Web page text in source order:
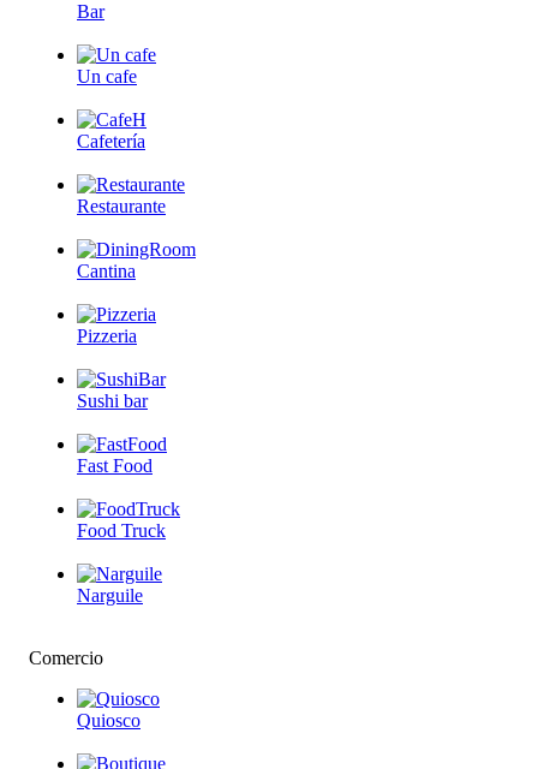
Bar
Un cafe
Cafetería
Restaurante
Cantina
Pizzeria
Sushi bar
Fast Food
Food Truck
Narguile
Comercio
Quiosco